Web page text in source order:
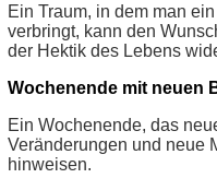
Ein Traum, in dem man
verbringt, kann den
der Hektik des Lebens
Wochenende mit neuen
Ein Wochenende, das
Veränderungen und neue
hinweisen.